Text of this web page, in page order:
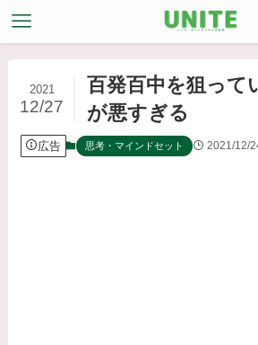
百発百中を狙って
が悪すぎる
2021
12/27
広告 思考・マインドセット 2021/12/